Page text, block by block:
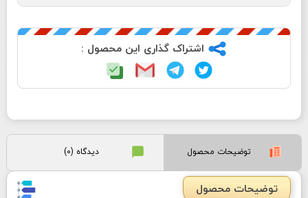
اشتراک گذاری این محصول :
توضیحات محصول دیدگاه (0)
توضیحات محصول